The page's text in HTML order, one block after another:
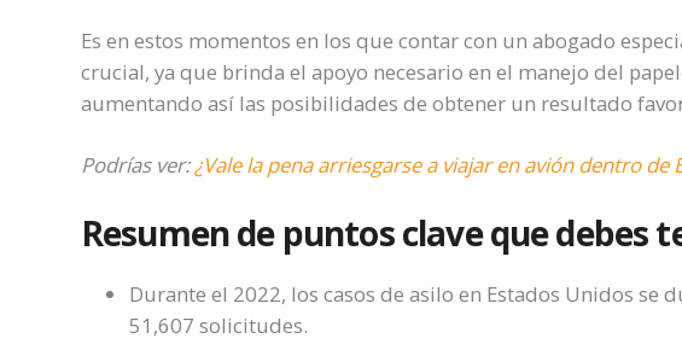
Es en estos momentos en los que contar con un abogado
crucial, ya que brinda el apoyo necesario en el manejo del
aumentando así las posibilidades de obtener un resultado
Podrías ver:¿Vale la pena arriesgarse a viajar en avión dentro de
Resumen de puntos clave que debes
Durante el 2022, los casos de asilo en Estados Unidos se
51,607 solicitudes.